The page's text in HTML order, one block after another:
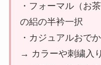
・フォーマル（お
の絽の半衿一択
・カジュアルおで
→ カラーや刺繍入